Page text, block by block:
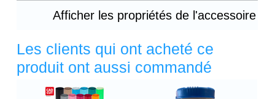
Afficher les propriétés de l'accessoire
Les clients qui ont acheté ce
produit ont aussi commandé